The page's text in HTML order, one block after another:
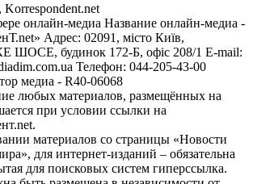
онлайн-медиа Название онлайн-медиа -
Адрес: 02091, місто Київ,
ШОСЕ, будинок 172-Б, офіс 208/1 E-mail:
Телефон: 044-205-43-00
медиа - R40-06068
любых материалов, размещённых на
при условии ссылки на
материалов со страницы «Новости
для интернет-изданий – обязательна
для поисковых систем гиперссылка.